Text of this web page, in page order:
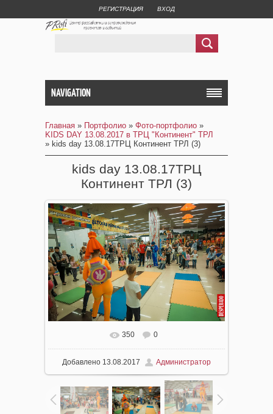
РЕГИСТРАЦИЯ ВХОД
NAVIGATION
Главная » Портфолио » Фото-портфолио »
KIDS DAY 13.08.2017 в ТРЦ "Континент" ТРЛ
» kids day 13.08.17ТРЦ Континент ТРЛ (3)
kids day 13.08.17ТРЦ
Континент ТРЛ (3)
350 0
Добавлено 13.08.2017 Администратор